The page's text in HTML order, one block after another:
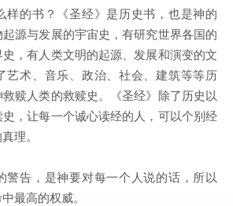
样的书？《圣经》是历史书，也是神的
源与发展的宇宙史，有研究世界各国的
，有人类文明的起源、发展和演变的文
艺术、音乐、政治、社会、建筑等等历
赎人类的救赎史。《圣经》除了历史以
，让每一个诚心读经的人，可以个别经
理。
警告，是神要对每一个人说的话，所以
最高的权威。